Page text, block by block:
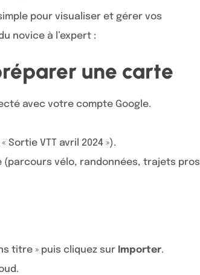
pour visualiser et gérer vos
novice à l’expert :
une carte
avec votre compte Google.
VTT avril 2024 »).
vélo, randonnées, trajets
titre » puis cliquez sur Importer.